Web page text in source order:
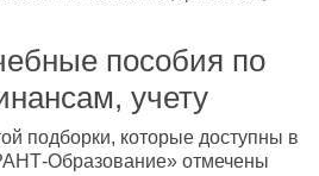
пособия по
учету
подборки, которые доступны в
Образование» отмечены